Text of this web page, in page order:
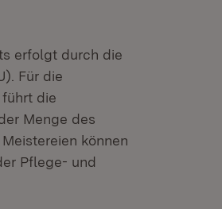
erfolgt durch die
Für die
die
Menge des
können
Pflege- und